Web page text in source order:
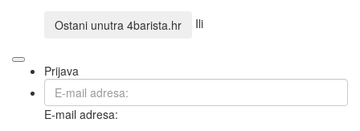
Ostani unutra 4barista.hr Ili
Prijava
E-mail adresa: